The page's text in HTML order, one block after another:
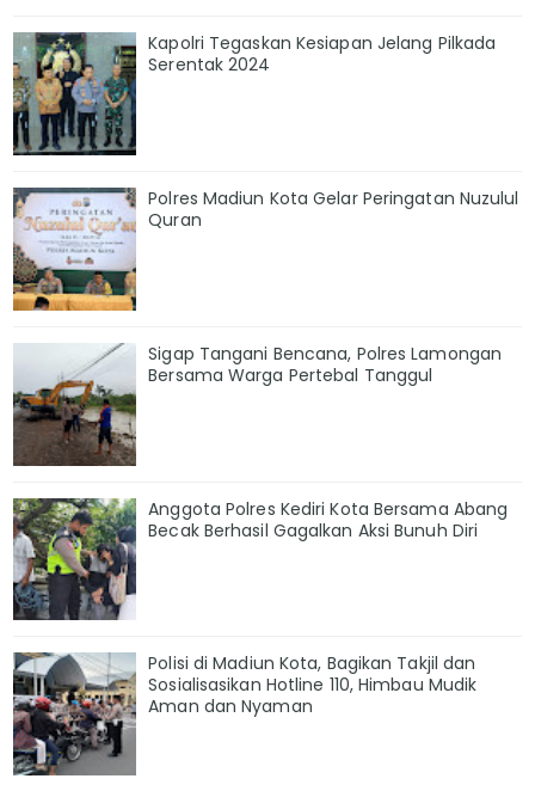
Kapolri Tegaskan Kesiapan Jelang Pilkada
Serentak 2024
Polres Madiun Kota Gelar Peringatan Nuzulul
Quran
Sigap Tangani Bencana, Polres Lamongan
Bersama Warga Pertebal Tanggul
Anggota Polres Kediri Kota Bersama Abang
Becak Berhasil Gagalkan Aksi Bunuh Diri
Polisi di Madiun Kota, Bagikan Takjil dan
Sosialisasikan Hotline 110, Himbau Mudik
Aman dan Nyaman